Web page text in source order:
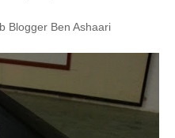
Blogger Ben Ashaari